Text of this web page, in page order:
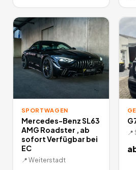
SPORTWAGEN
Mercedes-Benz SL63
AMG Roadster , ab
sofort Verfügbar bei
EC
📍 Weiterstadt
📍